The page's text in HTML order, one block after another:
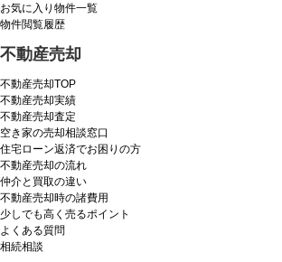
お気に入り物件一覧
物件閲覧履歴
不動産売却
不動産売却TOP
不動産売却実績
不動産売却査定
空き家の売却相談窓口
住宅ローン返済でお困りの方
不動産売却の流れ
仲介と買取の違い
不動産売却時の諸費用
少しでも高く売るポイント
よくある質問
相続相談